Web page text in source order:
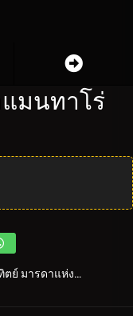
แมนทาโร่
เฉกเช่นดวงอาทิตย์ มารดาแห่งอุลตร้า